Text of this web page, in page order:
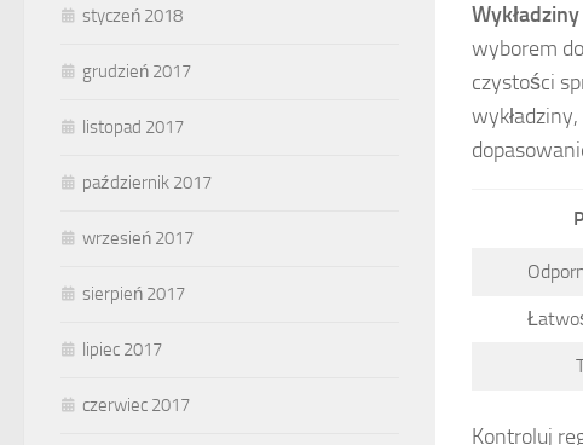
Wykładziny
wyborem
czystości
Kontroluj
styczeń 2018
grudzień 2017
listopad 2017
październik 2017
wrzesień 2017
sierpień 2017
lipiec 2017
czerwiec 2017